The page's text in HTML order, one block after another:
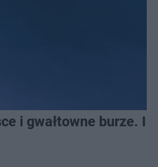
i gwałtowne burze.